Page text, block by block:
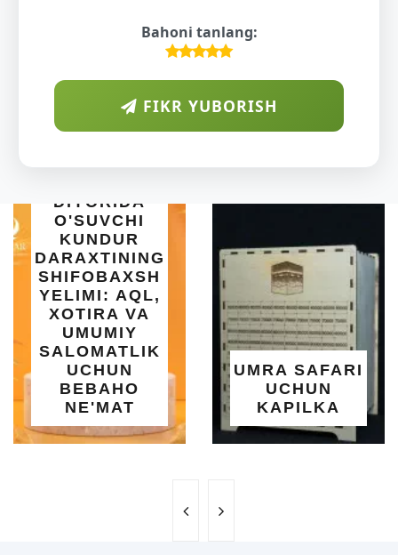
Bahoni tanlang:
FIKR YUBORISH
AQL,
UMRA SAFARI
UCHUN
KAPILKA
INTEX
SET
|